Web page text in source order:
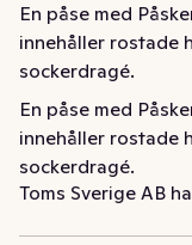
En påse med
innehåller rostade
sockerdragé.
En påse med
innehåller rostade
sockerdragé.
Toms Sverige AB